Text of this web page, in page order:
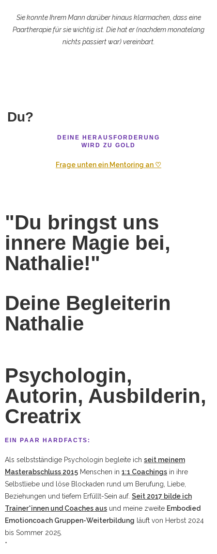
Sie konnte Ihrem Mann darüber hinaus klarmachen, dass eine
Paartherapie für sie wichtig ist. Die hat er (nachdem monatelang
nichts passiert war) vereinbart.
Du?
DEINE HERAUSFORDERUNG
WIRD ZU GOLD
Frage unten ein Mentoring an ♡
"Du bringst uns
innere Magie bei,
Nathalie!"
Deine Begleiterin
Nathalie
Psychologin,
Autorin, Ausbilderin,
Creatrix
EIN PAAR HARDFACTS:
Als selbstständige Psychologin begleite ich seit meinem
Masterabschluss 2015 Menschen in 1:1 Coachings in ihre
Selbstliebe und löse Blockaden rund um Berufung, Liebe,
Beziehungen und tiefem Erfüllt-Sein auf. Seit 2017 bilde ich
Trainer*innen und Coaches aus und meine zweite Embodied
Emotioncoach Gruppen-Weiterbildung läuft von Herbst 2024
bis Sommer 2025.
*